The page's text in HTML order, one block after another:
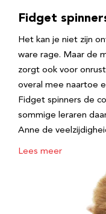
Fidget
Het kan je niet zijn
ware rage. Maar de
zorgt ook voor
overal mee naartoe
Fidget spinners de
sommige leraren
Anne de
Lees meer